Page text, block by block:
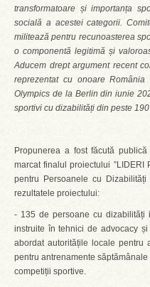
transformatoare și importanța
socială a acestei categorii.
militează pentru recunoasterea
o componentă legitimă și
Aducem drept argument recent
reprezentat cu onoare
Olympics de la Berlin din iunie
sportivi cu dizabilități din peste
Propunerea a fost făcută
marcat finalul proiectului ”LIDERI
pentru Persoanele cu
rezultatele proiectului:
- 135 de persoane cu dizabilități
instruite în tehnici de advocacy
abordat autoritățile locale pentru
pentru antrenamente
competiții sportive.